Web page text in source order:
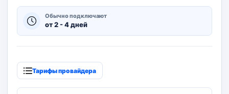
Обычно подключают
от 2 - 4 дней
Тарифы провайдера